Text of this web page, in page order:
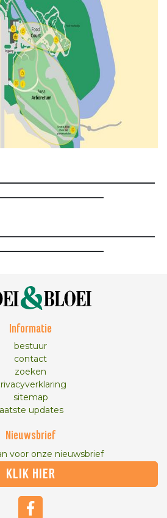
Informatie
bestuur
contact
zoeken
sitemap
updates
Nieuwsbrief
voor onze nieuwsbrief
KLIK HIER